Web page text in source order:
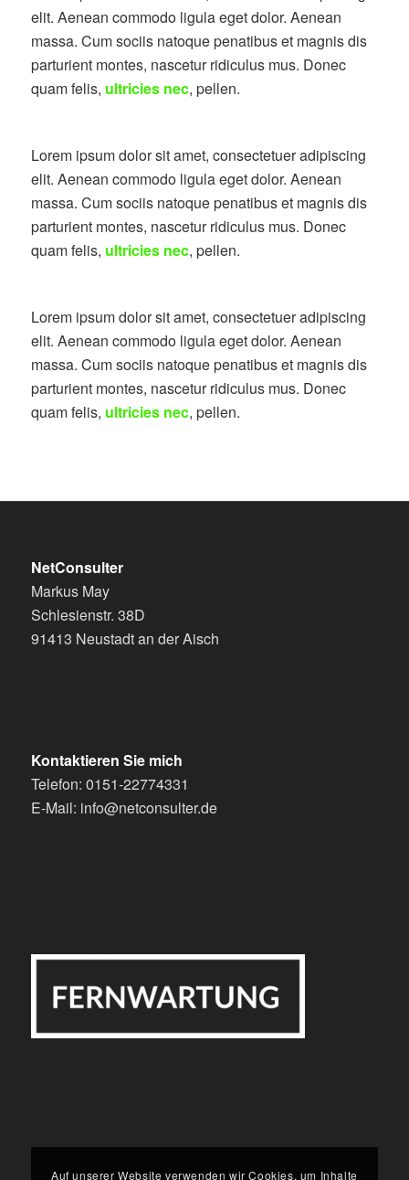
elit. Aenean commodo ligula eget dolor. Aenean
massa. Cum sociis natoque penatibus et magnis dis
parturient montes, nascetur ridiculus mus. Donec
quam felis, ultricies nec, pellen.
Lorem ipsum dolor sit amet, consectetuer adipiscing
elit. Aenean commodo ligula eget dolor. Aenean
massa. Cum sociis natoque penatibus et magnis dis
parturient montes, nascetur ridiculus mus. Donec
quam felis, ultricies nec, pellen.
Lorem ipsum dolor sit amet, consectetuer adipiscing
elit. Aenean commodo ligula eget dolor. Aenean
massa. Cum sociis natoque penatibus et magnis dis
parturient montes, nascetur ridiculus mus. Donec
quam felis, ultricies nec, pellen.
NetConsulter
Markus May
Schlesienstr. 38D
91413 Neustadt an der Aisch
Kontaktieren Sie mich
Telefon: 0151-22774331
E-Mail: info@netconsulter.de
Auf unserer Website verwenden wir Cookies, um Inhalte